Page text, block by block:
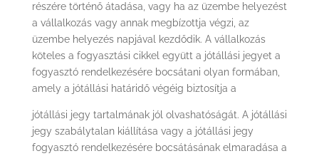
részére történő átadása, vagy ha az üzembe helyezést
a vállalkozás vagy annak megbízottja végzi, az
üzembe helyezés napjával kezdődik. A vállalkozás
köteles a fogyasztási cikkel együtt a jótállási jegyet a
fogyasztó rendelkezésére bocsátani olyan formában,
amely a jótállási határidő végéig biztosítja a
jótállási jegy tartalmának jól olvashatóságát. A jótállási
jegy szabálytalan kiállítása vagy a jótállási jegy
fogyasztó rendelkezésére bocsátásának elmaradása a